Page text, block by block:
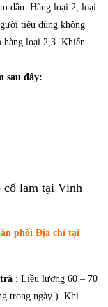
dần. Hàng loại 2, loại
tiêu dùng không
hàng loại 2,3. Khiến
sau đây:
cổ lam tại Vinh
phối Địa chỉ tại
: Liều lượng 60 – 70
trong ngày ). Khi